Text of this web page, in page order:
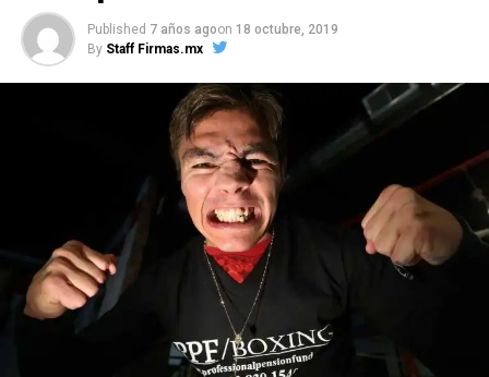
Published 7 años agoon 18 octubre, 2019
By Staff Firmas.mx